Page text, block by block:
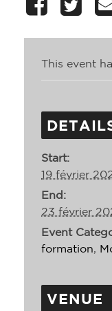
This event
Start:
19 février
End:
23 février
Event
formation,
VENUE